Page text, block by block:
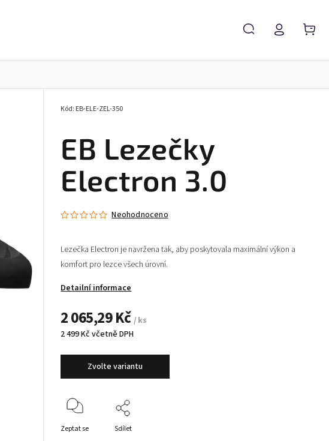
EB Lezečky
Electron 3.0
Kód: EB-ELE-ZEL-350
Neohodnoceno
Lezečka Electron je navržena tak, aby poskytovala maximální výkon a
komfort pro lezce všech úrovní.
Detailní informace
2 065,29 Kč/ ks
2 499 Kč včetně DPH
Zvolte variantu
Zeptat se Sdílet